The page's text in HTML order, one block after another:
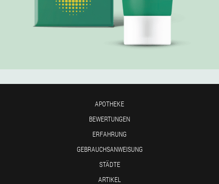
APOTHEKE
BEWERTUNGEN
ERFAHRUNG
GEBRAUCHSANWEISUNG
STÄDTE
ARTIKEL